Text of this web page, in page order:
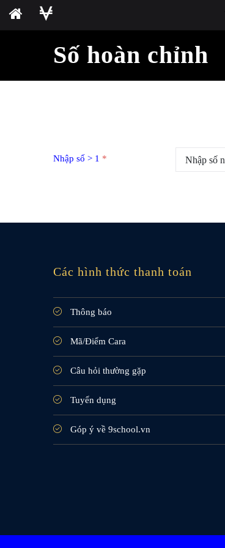
Số hoàn chỉnh
Nhập số > 1 *
Các hình thức thanh toán
Thông báo
Mã/Điểm Cara
Câu hỏi thường gặp
Tuyển dụng
Góp ý về 9school.vn